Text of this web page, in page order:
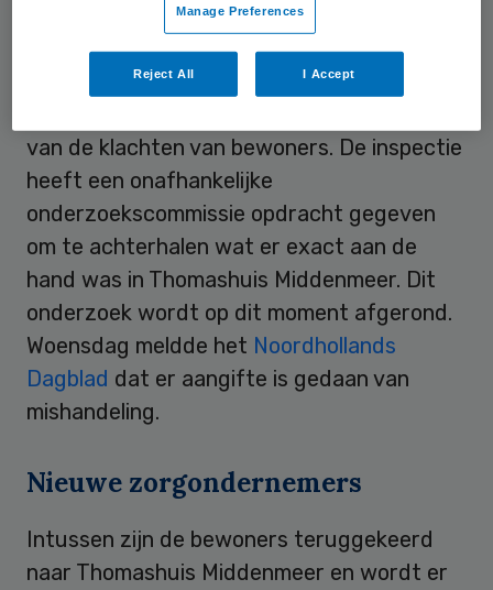
De twee voormalige zorgondernemers
hebben, zoals verplicht door de Wet
Kwaliteit, Klachten en Geschillen Zorg, een
van de klachten van bewoners. De inspectie
heeft een onafhankelijke
onderzoekscommissie opdracht gegeven
om te achterhalen wat er exact aan de
hand was in Thomashuis Middenmeer. Dit
onderzoek wordt op dit moment afgerond.
Woensdag meldde het Noordhollands
Dagblad dat er aangifte is gedaan van
mishandeling.
Nieuwe zorgondernemers
Intussen zijn de bewoners teruggekeerd
naar Thomashuis Middenmeer en wordt er
Manage Preferences
Reject All I Accept